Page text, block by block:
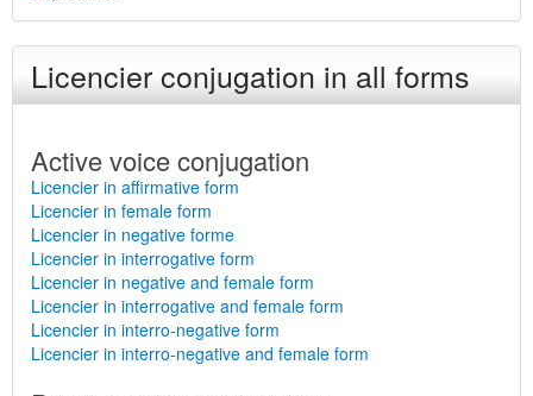
Licencier conjugation in all forms
Active voice conjugation
Licencier in affirmative form
Licencier in female form
Licencier in negative forme
Licencier in interrogative form
Licencier in negative and female form
Licencier in interrogative and female form
Licencier in interro-negative form
Licencier in interro-negative and female form